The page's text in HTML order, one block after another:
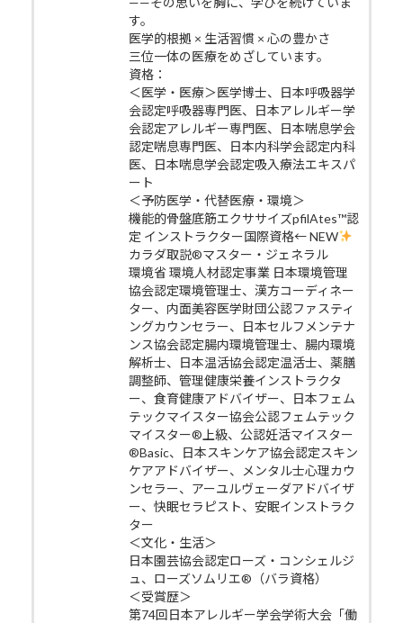
す。
医学的根拠 × 生活習慣 × 心の豊かさ
三位一体の医療をめざしています。
資格：
＜医学・医療＞医学博士、日本呼吸器学
会認定呼吸器専門医、日本アレルギー学
会認定アレルギー専門医、日本喘息学会
認定喘息専門医、日本内科学会認定内科
医、日本喘息学会認定吸入療法エキスパ
ート
＜予防医学・代替医療・環境＞
機能的骨盤底筋エクササイズpfilAtes™認
定 インストラクター国際資格← NEW
カラダ取説®マスター・ジェネラル
環境省 環境人材認定事業 日本環境管理
協会認定環境管理士、漢方コーディネー
ター、内面美容医学財団公認ファスティ
ングカウンセラー、日本セルフメンテナ
ンス協会認定腸内環境管理士、腸内環境
解析士、日本温活協会認定温活士、薬膳
調整師、管理健康栄養インストラクタ
ー、食育健康アドバイザー、日本フェム
テックマイスター協会公認フェムテック
マイスター®上級、公認妊活マイスター
®Basic、日本スキンケア協会認定スキン
ケアアドバイザー、メンタル士心理カウ
ンセラー、アーユルヴェーダアドバイザ
ー、快眠セラピスト、安眠インストラク
ター
＜文化・生活＞
日本園芸協会認定ローズ・コンシェルジ
ュ、ローズソムリエ®（バラ資格）
＜受賞歴＞
第74回日本アレルギー学会学術大会「働